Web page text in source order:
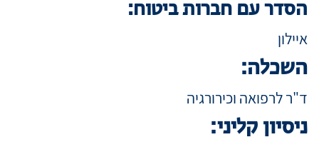
הסדר עם חברות ביטוח:
איילון
השכלה:
ד"ר לרפואה וכירורגיה
ניסיון קליני: